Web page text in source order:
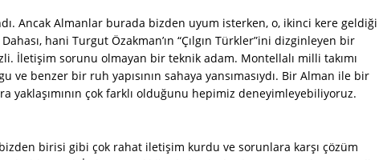
Ancak Almanlar burada bizden uyum isterken, o, ikinci kere geldiği
hani Turgut Özakman’ın “Çılgın Türkler”ini dizginleyen bir
İletişim sorunu olmayan bir teknik adam. Montellalı milli takımı
ve benzer bir ruh yapısının sahaya yansımasıydı. Bir Alman ile bir
yaklaşımının çok farklı olduğunu hepimiz deneyimleyebiliyoruz.
birisi gibi çok rahat iletişim kurdu ve sorunlara karşı çözüm